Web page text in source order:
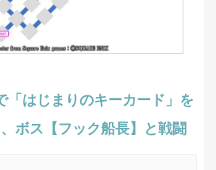
「はじまりのキーカード」を
ボス【フック船長】と戦闘